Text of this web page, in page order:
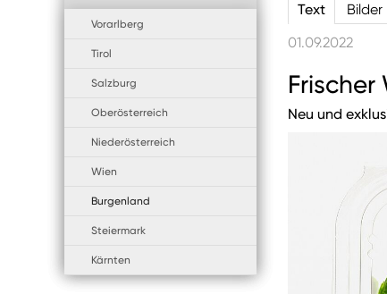
Vorarlberg
Tirol
Salzburg
Oberösterreich
Niederösterreich
Wien
Burgenland
Steiermark
Kärnten
Text Bilder
01.09.2022
Neu und